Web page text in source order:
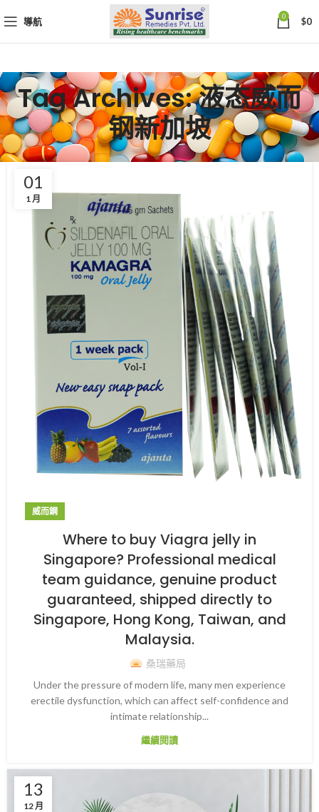
導航 0 $0
Tag Archives: 液态威而
钢新加坡
01
1 月
威而鋼
Where to buy Viagra jelly in
Singapore? Professional medical
team guidance, genuine product
guaranteed, shipped directly to
Singapore, Hong Kong, Taiwan, and
Malaysia.
桑瑞藥局
Under the pressure of modern life, many men experience
erectile dysfunction, which can affect self-confidence and
intimate relationship...
繼續閱讀
13
12 月